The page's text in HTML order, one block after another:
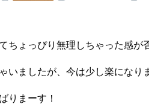
ちょっぴり無理しちゃった感が
いましたが、今は少し楽になり
りまーす！